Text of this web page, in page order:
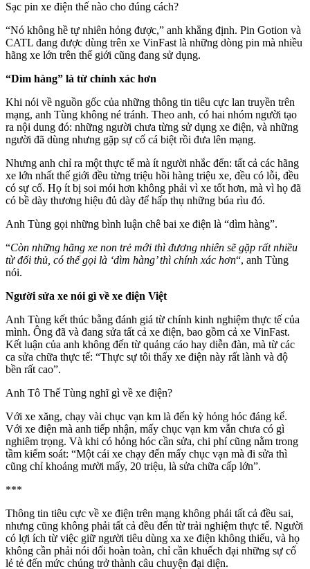
Sạc pin xe điện thế nào cho đúng cách?
“Nó không hề tự nhiên hỏng được,” anh khẳng định. Pin Gotion và
CATL đang được dùng trên xe VinFast là những dòng pin mà nhiều
hãng xe lớn trên thế giới cũng đang sử dụng.
“Dìm hàng” là từ chính xác hơn
Khi nói về nguồn gốc của những thông tin tiêu cực lan truyền trên
mạng, anh Tùng không né tránh. Theo anh, có hai nhóm người tạo
ra nội dung đó: những người chưa từng sử dụng xe điện, và những
người đã dùng nhưng gặp sự cố cá biệt rồi đưa lên mạng.
Nhưng anh chỉ ra một thực tế mà ít người nhắc đến: tất cả các hãng
xe lớn nhất thế giới đều từng triệu hồi hàng triệu xe, đều có lỗi, đều
có sự cố. Họ ít bị soi mói hơn không phải vì xe tốt hơn, mà vì họ đã
có bề dày thương hiệu đủ dày để hấp thụ những búa rìu đó.
Anh Tùng gọi những bình luận chê bai xe điện là “dìm hàng”.
“Còn những hãng xe non trẻ mới thì đương nhiên sẽ gặp rất nhiều
từ đối thủ, có thể gọi là ‘dìm hàng’ thì chính xác hơn“, anh Tùng
nói.
Người sửa xe nói gì về xe điện Việt
Anh Tùng kết thúc bằng đánh giá từ chính kinh nghiệm thực tế của
mình. Ông đã và đang sửa tất cả xe điện, bao gồm cả xe VinFast.
Kết luận của anh không đến từ quảng cáo hay diễn đàn, mà từ các
ca sửa chữa thực tế: “Thực sự tôi thấy xe điện này rất lành và độ
bền rất cao”.
Anh Tô Thế Tùng nghĩ gì về xe điện?
Với xe xăng, chạy vài chục vạn km là đến kỳ hỏng hóc đáng kể.
Với xe điện mà anh tiếp nhận, mấy chục vạn km vẫn chưa có gì
nghiêm trọng. Và khi có hỏng hóc cần sửa, chi phí cũng nằm trong
tầm kiểm soát: “Một cái xe chạy đến mấy chục vạn mà đi sửa thì
cũng chỉ khoảng mười mấy, 20 triệu, là sửa chữa cấp lớn”.
***
Thông tin tiêu cực về xe điện trên mạng không phải tất cả đều sai,
nhưng cũng không phải tất cả đều đến từ trải nghiệm thực tế. Người
có lợi ích từ việc giữ người tiêu dùng xa xe điện không thiếu, và họ
không cần phải nói dối hoàn toàn, chỉ cần khuếch đại những sự cố
lẻ tẻ đến mức chúng trở thành câu chuyện đại diện.